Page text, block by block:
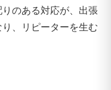
のある対応が、出張
、リピーターを生む